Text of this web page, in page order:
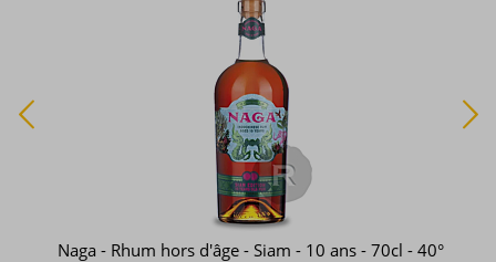
Naga - Rhum hors d'âge - Siam - 10 ans - 70cl - 40°